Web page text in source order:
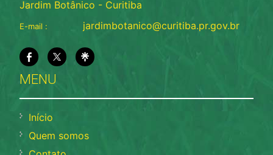
Jardim Botânico - Curitiba
E-mail : jardimbotanico@curitiba.pr.gov.br
MENU
Início
Quem somos